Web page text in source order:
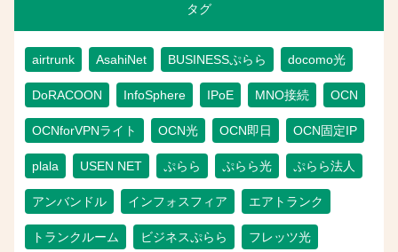
タグ
airtrunk AsahiNet BUSINESSぷらら docomo光
DoRACOON InfoSphere IPoE MNO接続 OCN
OCNforVPNライト OCN光 OCN即日 OCN固定IP
plala USEN NET ぷらら ぷらら光 ぷらら法人
アンバンドル インフォスフィア エアトランク
トランクルーム ビジネスぷらら フレッツ光